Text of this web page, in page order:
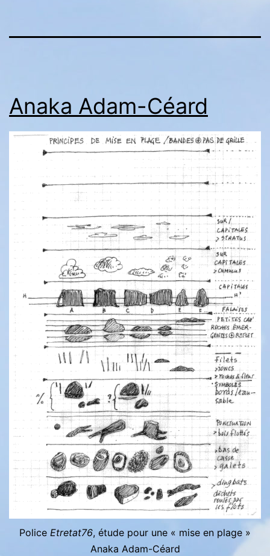
Anaka Adam-Céard
Police Etretat76, étude pour une « mise en plage »
Anaka Adam-Céard